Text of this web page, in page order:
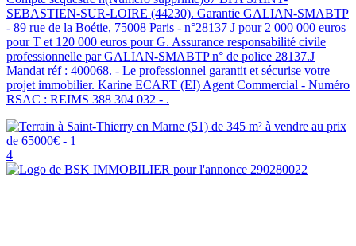
SEBASTIEN-SUR-LOIRE (44230). Garantie GALIAN-SMABTP
- 89 rue de la Boétie, 75008 Paris - n°28137 J pour 2 000 000 euros
pour T et 120 000 euros pour G. Assurance responsabilité civile
professionnelle par GALIAN-SMABTP n° de police 28137.J
Mandat réf : 400068. - Le professionnel garantit et sécurise votre
projet immobilier. Karine ECART (EI) Agent Commercial - Numéro
RSAC : REIMS 388 304 032 - .
4